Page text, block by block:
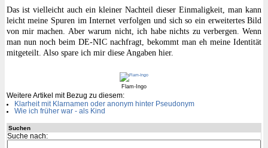
Das ist vielleicht auch ein kleiner Nachteil dieser Einmaligkeit, man kann
leicht meine Spuren im Internet verfolgen und sich so ein erweitertes Bild
von mir machen. Aber warum nicht, ich habe nichts zu verbergen. Wenn
man nun noch beim DE-NIC nachfragt, bekommt man eh meine Identität
mitgeteilt. Also spare ich mir diese Angaben hier.
Flam-Ingo
Weitere Artikel mit Bezug zu diesem:
Klarheit mit Klarnamen oder anonym hinter Pseudonym
Wie ich früher war - als Kind
Suchen
Suche nach: